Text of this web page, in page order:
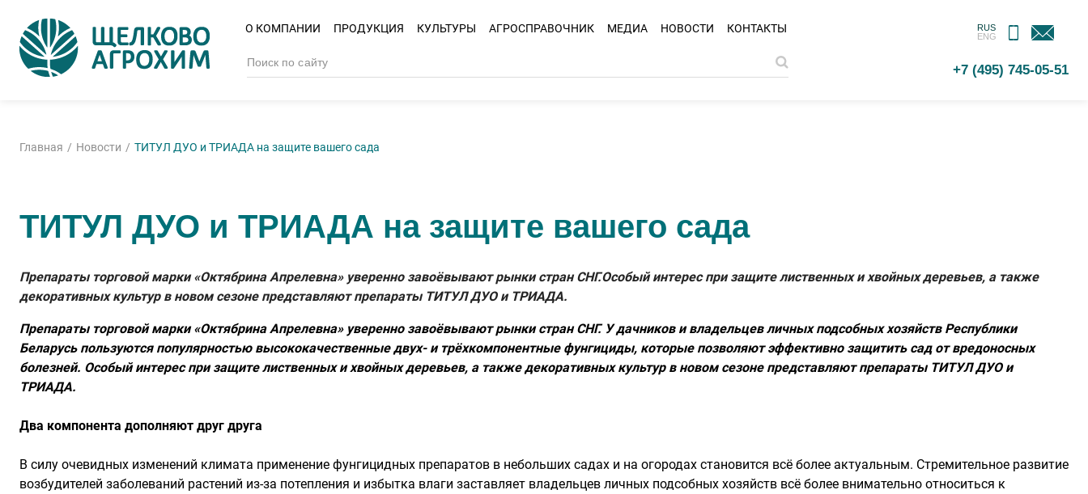
О КОМПАНИИ ПРОДУКЦИЯ КУЛЬТУРЫ АГРОСПРАВОЧНИК МЕДИА НОВОСТИ КОНТАКТЫ
RUS
ENG
МОБИЛЬНОЕ
ПРИЛОЖЕНИЕ
ОБРАТНАЯ
СВЯЗЬ
+7 (495) 745-05-51
Главная Новости ТИТУЛ ДУО и ТРИАДА на защите вашего сада
ТИТУЛ ДУО и ТРИАДА на защите вашего сада
Препараты торговой марки «Октябрина Апрелевна» уверенно завоёвывают рынки стран СНГ.Особый интерес при защите лиственных и хвойных деревьев, а также
декоративных культур в новом сезоне представляют препараты ТИТУЛ ДУО и ТРИАДА.
Препараты торговой марки «Октябрина Апрелевна» уверенно завоёвывают рынки стран СНГ. У дачников и владельцев личных подсобных хозяйств Республики
Беларусь пользуются популярностью высококачественные двух- и трёхкомпонентные фунгициды, которые позволяют эффективно защитить сад от вредоносных
болезней. Особый интерес при защите лиственных и хвойных деревьев, а также декоративных культур в новом сезоне представляют препараты ТИТУЛ ДУО и
ТРИАДА.
Два компонента дополняют друг друга
В силу очевидных изменений климата применение фунгицидных препаратов в небольших садах и на огородах становится всё более актуальным. Стремительное развитие
возбудителей заболеваний растений из-за потепления и избытка влаги заставляет владельцев личных подсобных хозяйств всё более внимательно относиться к